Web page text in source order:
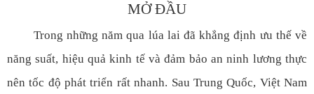
MỞ ĐẦU
Trong những năm qua lúa lai đã khẳng định ưu thế về
năng suất, hiệu quả kinh tế và đảm bảo an ninh lương thực
nên tốc độ phát triển rất nhanh. Sau Trung Quốc, Việt Nam